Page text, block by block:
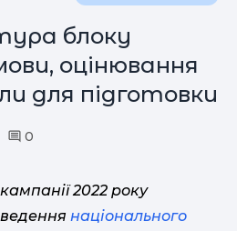
блоку
оцінювання
для підготовки
0
2022 року
національного